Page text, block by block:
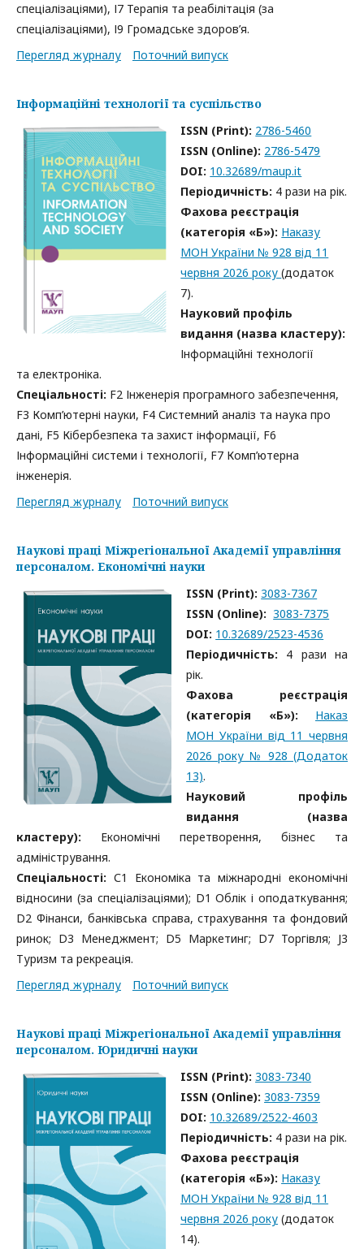
спеціалізаціями), І7 Терапія та реабілітація (за
спеціалізаціями), І9 Громадське здоров’я.
Перегляд журналу
Поточний випуск
Інформаційні технології та суспільство
ISSN (Print): 2786-5460
ISSN (Online): 2786-5479
DOI: 10.32689/maup.it
Періодичність: 4 рази на рік.
Фахова реєстрація
(категорія «Б»): Наказу
МОН України № 928 від 11
червня 2026 року(додаток
7).
Науковий профіль
видання (назва кластеру):
Інформаційні технології
та електроніка.
Спеціальності: F2 Інженерія програмного забезпечення,
F3 Комп’ютерні науки, F4 Системний аналіз та наука про
дані, F5 Кібербезпека та захист інформації, F6
Інформаційні системи і технології, F7 Комп’ютерна
інженерія.
Перегляд журналу
Поточний випуск
Наукові праці Міжрегіональної Академії управління
персоналом. Економічні науки
ISSN (Print):3083-7367
ISSN (Online): 3083-7375
DOI: 10.32689/2523-4536
Періодичність: 4 рази на
рік.
Фахова реєстрація
(категорія «Б»):
Наказ
МОН України від 11 червня
2026 року № 928 (Додаток
13).
Науковий профіль
видання (назва
кластеру): Економічні перетворення, бізнес та
адміністрування.
Спеціальності: С1 Економіка та міжнародні економічні
відносини (за спеціалізаціями); D1 Облік і оподаткування;
D2 Фінанси, банківська справа, страхування та фондовий
ринок; D3 Менеджмент; D5 Маркетинг; D7 Торгівля; J3
Туризм та рекреація.
Перегляд журналу
Поточний випуск
Наукові праці Міжрегіональної Академії управління
персоналом. Юридичні науки
ISSN (Print):3083-7340
ISSN (Online):3083-7359
DOI: 10.32689/2522-4603
Періодичність: 4 рази на рік.
Фахова реєстрація
(категорія «Б»): Наказу
МОН України № 928 від 11
червня 2026 року (додаток
14).